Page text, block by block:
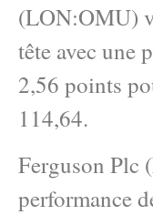
(LON:OMU)
tête avec une
2,56 points
114,64.
Ferguson Plc
performance